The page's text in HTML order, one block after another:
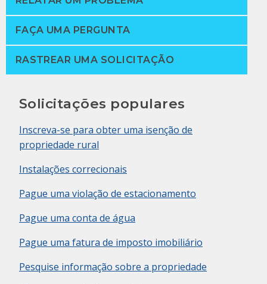
FAÇA UMA PERGUNTA
RASTREAR UMA SOLICITAÇÃO
Solicitações populares
Inscreva-se para obter uma isenção de
propriedade rural
Instalações correcionais
Pague uma violação de estacionamento
Pague uma conta de água
Pague uma fatura de imposto imobiliário
Pesquise informação sobre a propriedade